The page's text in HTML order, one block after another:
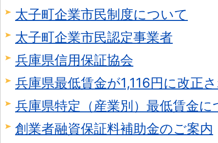
太子町企業市民制度について
太子町企業市民認定事業者
兵庫県信用保証協会
兵庫県最低賃金が1,116円に改正
兵庫県特定（産業別）最低賃金に
創業者融資保証料補助金のご案内